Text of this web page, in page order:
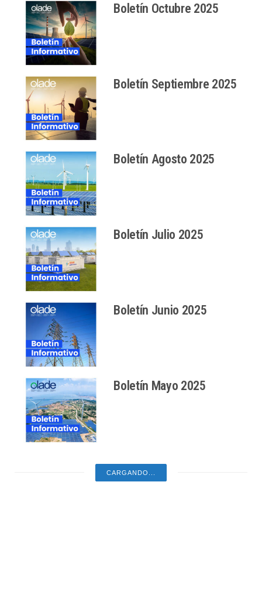
Boletín Octubre 2025
Boletín Septiembre 2025
Boletín Agosto 2025
Boletín Julio 2025
Boletín Junio 2025
Boletín Mayo 2025
Boletín Abril 2025